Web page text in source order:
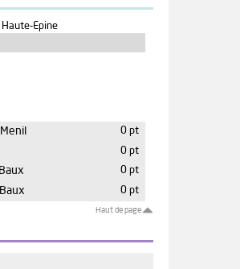
Haute-Epine
0 pt
0 pt
0 pt
0 pt
Haut de page